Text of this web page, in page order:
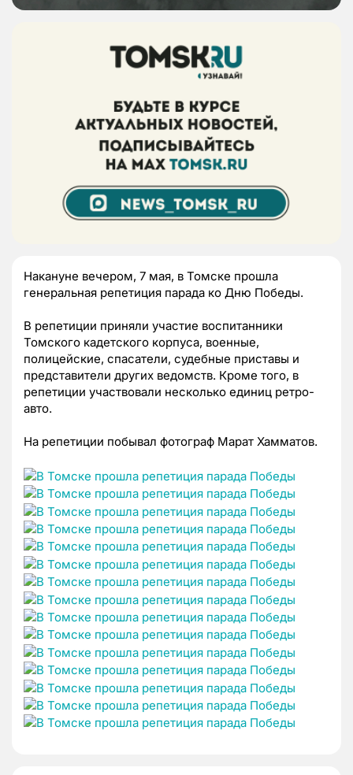
Накануне вечером, 7 мая, в Томске прошла
генеральная репетиция парада ко Дню Победы.
В репетиции приняли участие воспитанники
Томского кадетского корпуса, военные,
полицейские, спасатели, судебные приставы и
представители других ведомств. Кроме того, в
репетиции участвовали несколько единиц ретро-
авто.
На репетиции побывал фотограф Марат Хамматов.